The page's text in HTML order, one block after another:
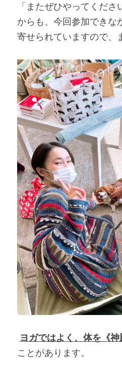
「またぜひやってくだ
からも、今回参加できな
ヨガではよく、体を《
ことがあります。